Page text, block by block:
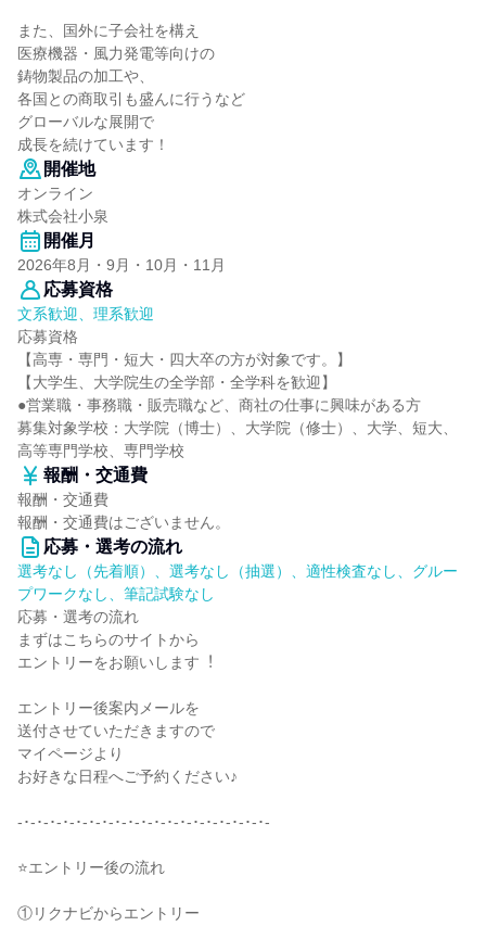
また、国外に子会社を構え
医療機器・風力発電等向けの
鋳物製品の加工や、
各国との商取引も盛んに行うなど
グローバルな展開で
成長を続けています！
開催地
オンライン
株式会社小泉
開催月
2026年8月・9月・10月・11月
応募資格
文系歓迎、理系歓迎
応募資格
【高専・専門・短大・四大卒の方が対象です。】
【大学生、大学院生の全学部・全学科を歓迎】
●営業職・事務職・販売職など、商社の仕事に興味がある方
募集対象学校：大学院（博士）、大学院（修士）、大学、短大、
高等専門学校、専門学校
報酬・交通費
報酬・交通費
報酬・交通費はございません。
応募・選考の流れ
選考なし（先着順）、選考なし（抽選）、適性検査なし、グルー
プワークなし、筆記試験なし
応募・選考の流れ
まずはこちらのサイトから
エントリーをお願いします︕
エントリー後案内メールを
送付させていただきますので
マイページより
お好きな⽇程へご予約ください♪
-･-･-･-･-･-･-･-･-･-･-･-･-･-･-･-･-･-･-･-
⭐エントリー後の流れ
①リクナビからエントリー